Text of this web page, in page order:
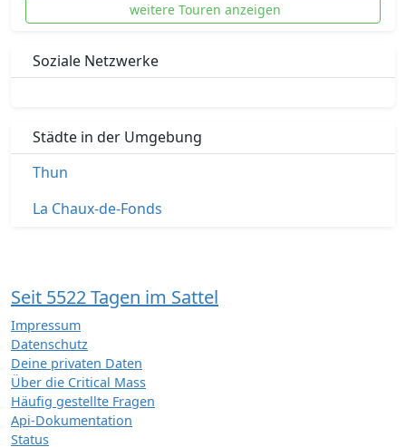
weitere Touren anzeigen
Soziale Netzwerke
Städte in der Umgebung
Thun
La Chaux-de-Fonds
Seit 5522 Tagen im Sattel
Impressum
Datenschutz
Deine privaten Daten
Über die Critical Mass
Häufig gestellte Fragen
Api-Dokumentation
Status